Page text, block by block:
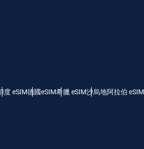
度 eSIM德國eSIM希臘 eSIM沙烏地阿拉伯 eSIM